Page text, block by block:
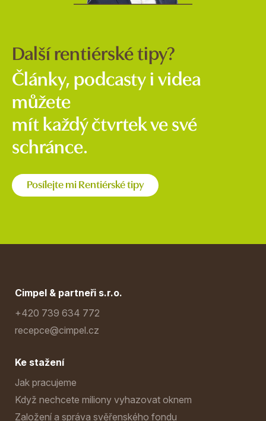
Další rentiérské tipy?
Články, podcasty i videa
můžete
mít každý čtvrtek ve své
schránce.
Posílejte mi Rentiérské tipy
Cimpel & partneři s.r.o.
+420 739 634 772
recepce@cimpel.cz
Ke stažení
Jak pracujeme
Když nechcete miliony vyhazovat oknem
Založení a správa svěřenského fondu